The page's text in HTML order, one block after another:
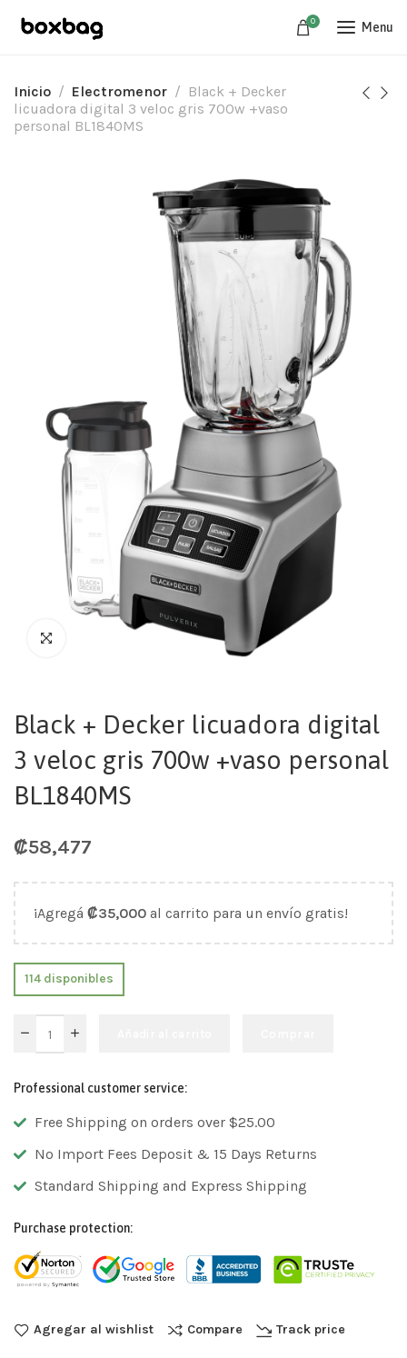
0 Menu
Inicio Electromenor
Black + Decker
licuadora digital 3 veloc gris 700w +vaso
personal BL1840MS
Black + Decker licuadora digital
3 veloc gris 700w +vaso personal
BL1840MS
₡58,477
¡Agregá ₡35,000 al carrito para un envío gratis!
114 disponibles
Professional customer service:
Free Shipping on orders over $25.00
No Import Fees Deposit & 15 Days Returns
Standard Shipping and Express Shipping
Purchase protection:
Agregar al wishlist Compare Track price